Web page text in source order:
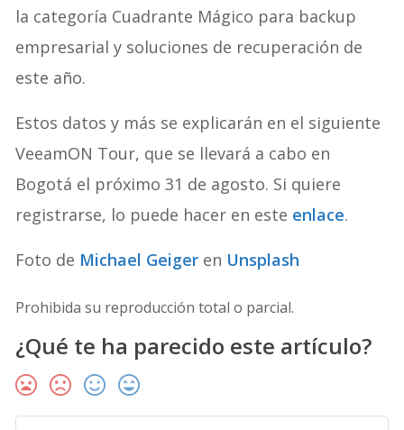
la categoría Cuadrante Mágico para backup
empresarial y soluciones de recuperación de
este año.
Estos datos y más se explicarán en el siguiente
VeeamON Tour, que se llevará a cabo en
Bogotá el próximo 31 de agosto. Si quiere
registrarse, lo puede hacer en este enlace.
Foto de Michael Geiger en Unsplash
Prohibida su reproducción total o parcial.
¿Qué te ha parecido este artículo?